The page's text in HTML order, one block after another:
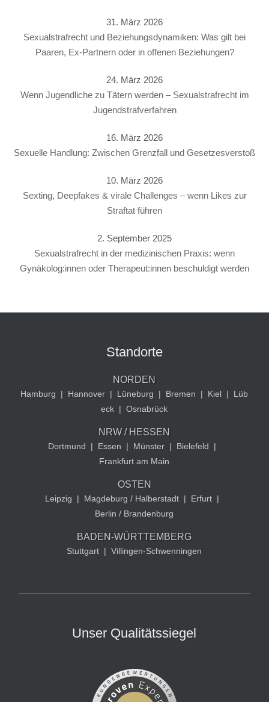
31. März 2026
Sexualstrafrecht und Beziehungsdynamiken: Was gilt bei
Paaren, Ex-Partnern oder in offenen Beziehungen?
24. März 2026
Wenn Jugendliche zu Tätern werden – Sexualstrafrecht im
Jugendstrafverfahren
16. März 2026
Sexuelle Handlung: Zwischen Grenzfall und Gesetzesverstoß
10. März 2026
Sexting, Deepfakes & virale Challenges – wenn Likes zur
Straftat führen
2. September 2025
Sexualstrafrecht in der medizinischen Praxis: wenn
Gynäkolog:innen oder Therapeut:innen beschuldigt werden
Standorte
NORDEN
Hamburg | Hannover | Lüneburg | Bremen | Kiel |
Lüb
eck | Osnabrück
NRW / HESSEN
Dortmund | Essen | Münster | Bielefeld
|
Frankfurt am Main
OSTEN
Leipzig | Magdeburg / Halberstadt | Erfurt |
Berlin / Brandenburg
BADEN-WÜRTTEMBERG
Stuttgart | Villingen-Schwenningen
Unser Qualitätssiegel